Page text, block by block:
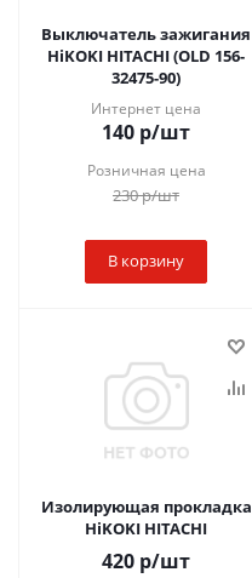
Выключатель зажигания
HiKOKI HITACHI (OLD 156-
32475-90)
Интернет цена
140 р/шт
Розничная цена
230р/шт
В корзину
Изолирующая прокладка
HiKOKI HITACHI
420 р/шт